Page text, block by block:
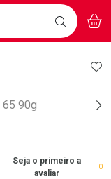
BAIXE
O APP
BUSCAR
Seja o primeiro a
avaliar
0